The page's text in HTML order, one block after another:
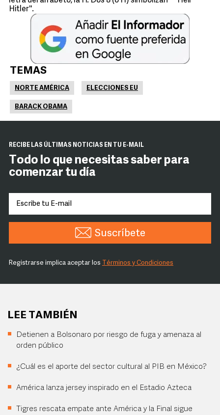
Hitler''.
TEMAS
NORTE AMÉRICA ELECCIONES EU
BARACK OBAMA
RECIBE LAS ÚLTIMAS NOTICIAS EN TU E-MAIL
Todo lo que necesitas saber para
comenzar tu día
Suscríbete
Registrarse implica aceptar los Términos y Condiciones
LEE TAMBIÉN
Detienen a Bolsonaro por riesgo de fuga y amenaza al
orden público
¿Cuál es el aporte del sector cultural al PIB en México?
América lanza jersey inspirado en el Estadio Azteca
Tigres rescata empate ante América y la Final sigue